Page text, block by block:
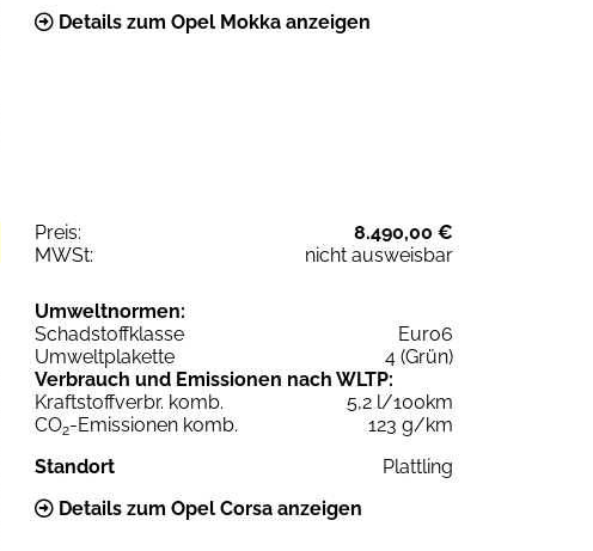
Details zum Opel Mokka anzeigen
Preis:
8.490,00 €
MWSt:
nicht ausweisbar
Umweltnormen:
Schadstoffklasse
Euro6
Umweltplakette
4 (Grün)
Verbrauch und Emissionen nach WLTP:
Kraftstoffverbr. komb.
5,2 l/100km
CO2-Emissionen komb.
123 g/km
Standort
Plattling
Details zum Opel Corsa anzeigen